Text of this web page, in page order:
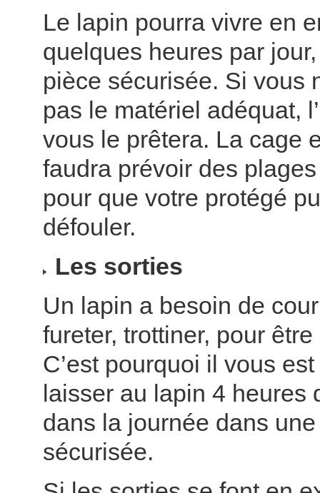
Le lapin pourra vivre en
quelques heures par
pièce sécurisée. Si vous
pas le matériel adéquat,
vous le prêtera. La cage
faudra prévoir des
pour que votre protégé
défouler.
Les sorties
Un lapin a besoin de
fureter, trottiner, pour
C’est pourquoi il vous
laisser au lapin 4 heures
dans la journée dans
sécurisée.